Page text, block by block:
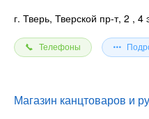
г. Тверь, Тверской пр-т, 2 , 4
Телефоны
Магазин канцтоваров и